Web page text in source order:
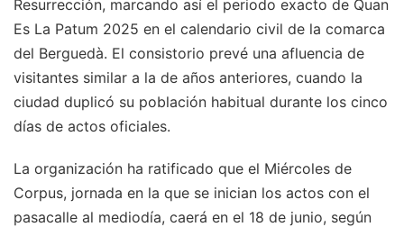
Resurrección, marcando así el periodo exacto de Quan
Es La Patum 2025 en el calendario civil de la comarca
del Berguedà. El consistorio prevé una afluencia de
visitantes similar a la de años anteriores, cuando la
ciudad duplicó su población habitual durante los cinco
días de actos oficiales.
La organización ha ratificado que el Miércoles de
Corpus, jornada en la que se inician los actos con el
pasacalle al mediodía, caerá en el 18 de junio, según